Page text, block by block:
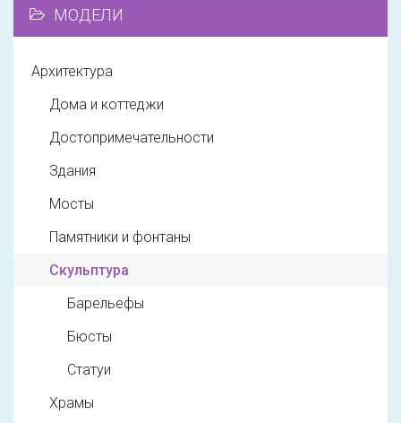
МОДЕЛИ
Архитектура
Дома и коттеджи
Достопримечательности
Здания
Мосты
Памятники и фонтаны
Скульптура
Барельефы
Бюсты
Статуи
Храмы